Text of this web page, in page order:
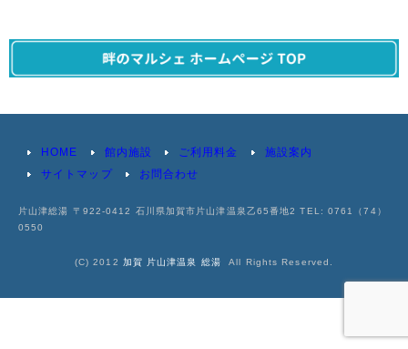
HOME 館内施設 ご利用料金
施設案内
サイトマップ
お問合わせ
片山津総湯 〒922-0412 石川県加賀市片山津温泉乙65番地2 TEL: 0761（74）
0550
(C) 2012 加賀 片山津温泉 総湯 All Rights Reserved.